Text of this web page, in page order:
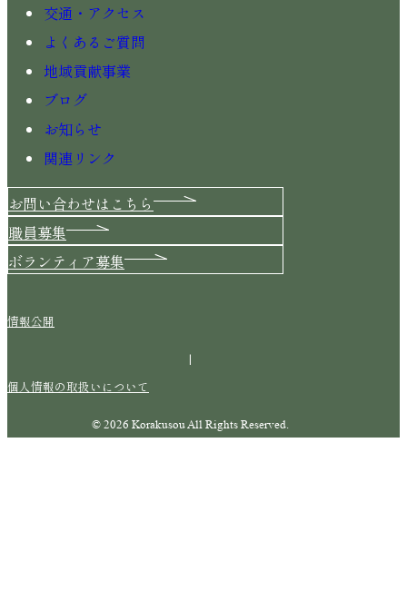
交通・アクセス
よくあるご質問
地域貢献事業
ブログ
お知らせ
関連リンク
お問い合わせはこちら
職員募集
ボランティア募集
情報公開
|
個人情報の取扱いについて
© 2026 Korakusou All Rights Reserved.